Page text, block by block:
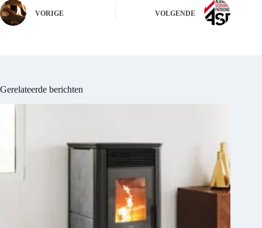
VORIGE VOLGENDE
Gerelateerde berichten